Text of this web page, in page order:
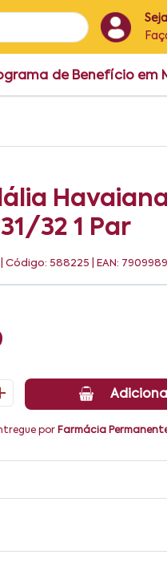
de Benefício em
32 1 Par
| Código: 588225 | EAN:
por Farmácia